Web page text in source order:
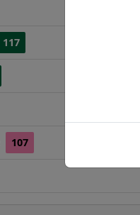
117
107